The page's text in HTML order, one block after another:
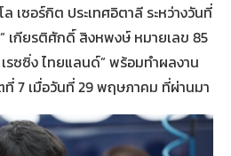
เซอร์กิต ประเทศอิตาลี ระหว่างวันที่
เกียรติศักดิ์ สิงหพงษ์ หมายเลข 85
รซซิ่ง ไทยแลนด์” พร้อมทำผลงาน
7 เมื่อวันที่ 29 พฤษภาคม ที่ผ่านมา